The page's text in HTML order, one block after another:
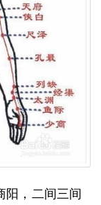
阳，二间三间